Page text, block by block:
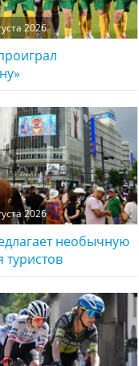
2026
2026
необычную
туристов